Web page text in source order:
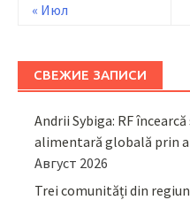
« Июл
СВЕЖИЕ ЗАПИСИ
Andrii Sybiga: RF
alimentară globală prin
Август 2026
Trei comunități din